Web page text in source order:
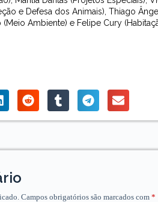
e Defesa dos Animais), Thiago
Ambiente) e Felipe Cury
Campos obrigatórios são marcados com*